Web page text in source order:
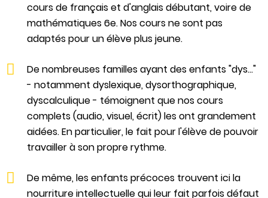
cours de français et d'anglais débutant, voire de
mathématiques 6e. Nos cours ne sont pas
adaptés pour un élève plus jeune.
De nombreuses familles ayant des enfants "dys..."
- notamment dyslexique, dysorthographique,
dyscalculique - témoignent que nos cours
complets (audio, visuel, écrit) les ont grandement
aidées. En particulier, le fait pour l'élève de pouvoir
travailler à son propre rythme.
De même, les enfants précoces trouvent ici la
nourriture intellectuelle qui leur fait parfois défaut